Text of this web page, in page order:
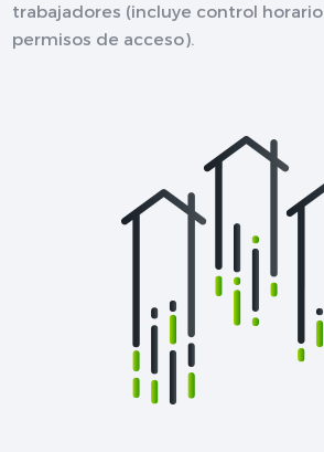
trabajadores (incluye control
permisos de acceso).